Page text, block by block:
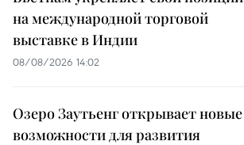
на международной торговой
выставке в Индии
08/08/2026 14:02
Озеро Заутьенг открывает новые
возможности для развития